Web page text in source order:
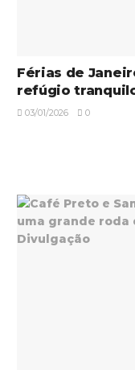
Férias de
refúgio
03/01/2026 0